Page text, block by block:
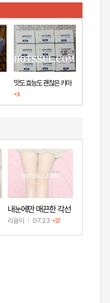
맛도 효능도 괜찮은 카마
그라
+3
내눈에만 매끈한 각선
미
리슬이 07.23 +57